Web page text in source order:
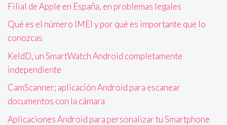
Filial de Apple en España, en problemas legales
Qué es el número IMEI y por qué es importante que lo
conozcas
KeldD, un SmartWatch Android completamente
independiente
CamScanner; aplicación Android para escanear
documentos con la cámara
Aplicaciones Android para personalizar tu Smartphone